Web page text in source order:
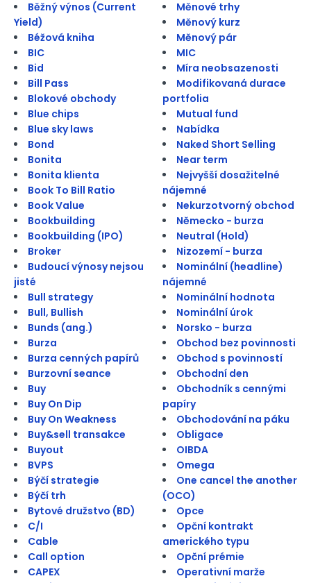
Běžný výnos (Current
Yield)
Béžová kniha
BIC
Bid
Bill Pass
Blokové obchody
Blue chips
Blue sky laws
Bond
Bonita
Bonita klienta
Book To Bill Ratio
Book Value
Bookbuilding
Bookbuilding (IPO)
Broker
Budoucí výnosy nejsou
jisté
Bull strategy
Bull, Bullish
Bunds (ang.)
Burza
Burza cenných papírů
Burzovní seance
Buy
Buy On Dip
Buy On Weakness
Buy&sell transakce
Buyout
BVPS
Býčí strategie
Býčí trh
Bytové družstvo (BD)
C/I
Cable
Call option
CAPEX
Měnové trhy
Měnový kurz
Měnový pár
MIC
Míra neobsazenosti
Modifikovaná durace
portfolia
Mutual fund
Nabídka
Naked Short Selling
Near term
Nejvyšší dosažitelné
nájemné
Nekurzotvorný obchod
Německo - burza
Neutral (Hold)
Nizozemí - burza
Nominální (headline)
nájemné
Nominální hodnota
Nominální úrok
Norsko - burza
Obchod bez povinnosti
Obchod s povinností
Obchodní den
Obchodník s cennými
papíry
Obchodování na páku
Obligace
OIBDA
Omega
One cancel the another
(OCO)
Opce
Opční kontrakt
amerického typu
Opční prémie
Operativní marže